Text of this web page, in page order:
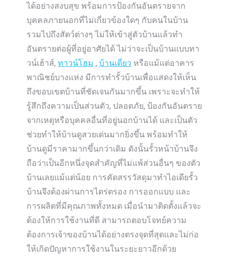
ได้อย่างสงบสุข พร้อมการป้องกันอันตรายจาก
บุคคลภายนอกที่ไม่เกี่ยวข้องใดๆ กับคนในบ้าน
รวมไปถึงสัตว์ต่างๆ ไม่ให้เข้าสู่ตัวบ้านแล้วทำ
อันตรายต่อผู้ที่อยู่อาศัยได้ ไม่ว่าจะเป็นบ้านแบบทา
วน์เฮ้าส์, ทาวน์โฮม , บ้านเดี่ยว หรือแม้แต่อาคาร
พาณิชย์บางแห่ง มีการทำรั้วบ้านเพื่อแสดงให้เห็น
ถึงขอบเขตบ้านที่ชัดเจนกันมากขึ้น เพราะจะทำให้
รู้สึกถึงความเป็นส่วนตัว, ปลอดภัย, ป้องกันอันตราย
จากเหตุหรือบุคคลอื่นที่อยู่นอกบ้านได้ และเป็นตัว
ช่วยทำให้บ้านดูสวยเด่นมากยิ่งขึ้น พร้อมทำให้
บ้านดูมีราคามากขึ้นกว่าเดิม ดังนั้นรั้วหน้าบ้านจึง
ถือว่าเป็นอีกหนึ่งจุดสำคัญที่ไม่แพ้ส่วนอื่นๆ ของตัว
บ้านเลยแม้แต่น้อย การคัดสรรวัสดุมาทำไอเดียรั้ว
บ้านจึงต้องผ่านการไตร่ตรอง การออกแบบ และ
การผลิตที่มีคุณภาพทั้งหมด เมื่อนำมาติดตั้งแล้วจะ
ต้องให้การใช้งานที่ดี สามารถตอบโจทย์ความ
ต้องการเจ้าของบ้านได้อย่างตรงจุดที่สุดและไม่ก่อ
ให้เกิดปัญหาการใช้งานในระยะยาวอีกด้วย